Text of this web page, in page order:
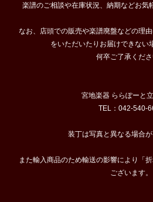
楽譜のご相談や在庫状況、納期などお気
なお、店頭での販売や楽譜廃盤などの理
をいただいたりお届けできない
何卒ご了承くださ
宮地楽器 ららぽーと
TEL：042-540-
装丁は写真と異なる場合が
また輸入商品のため輸送の影響により「
ございます。